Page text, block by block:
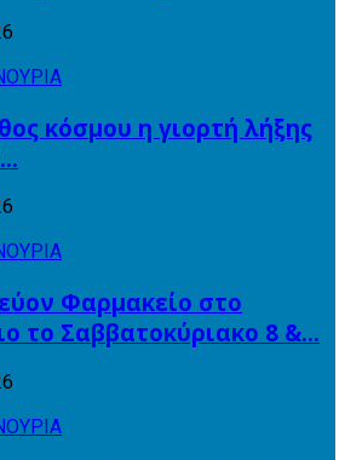
κόσμου η γιορτή λήξης
Φαρμακείο στο
το Σαββατοκύριακο 8 &…